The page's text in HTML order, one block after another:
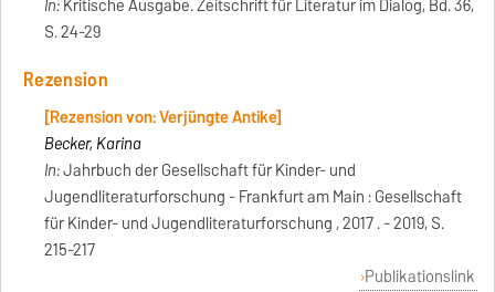
In:Kritische Ausgabe. Zeitschrift für Literatur im Dialog, Bd. 36,
S. 24-29
Rezension
[Rezension von: Verjüngte Antike]
Becker, Karina
In:Jahrbuch der Gesellschaft für Kinder- und
Jugendliteraturforschung - Frankfurt am Main : Gesellschaft
für Kinder- und Jugendliteraturforschung , 2017 . - 2019, S.
215-217
Publikationslink